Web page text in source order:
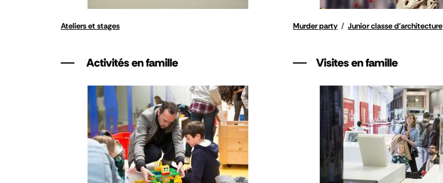
Ateliers et stages Murder party / Junior classe d'architecture
Activités en famille Visites en famille